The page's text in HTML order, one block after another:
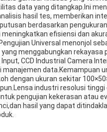
data yang ditangkap.Ini
hasil tes, memberikan
berdasarkan
efisiensi dan
Universal menonjol
yang menggabungkan
Input, CCD Industrial Camera
manajemen data.Kemampuan
dengan ukuran sekitar
industri resolusi
pengujian kekerasan atau
hasil yang dapat